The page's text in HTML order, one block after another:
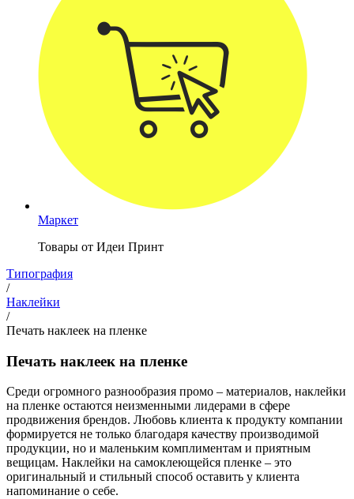
Маркет
Товары от Идеи Принт
Типография
/
Наклейки
/
Печать наклеек на пленке
Печать наклеек на пленке
Среди огромного разнообразия промо – материалов, наклейки
на пленке остаются неизменными лидерами в сфере
продвижения брендов. Любовь клиента к продукту компании
формируется не только благодаря качеству производимой
продукции, но и маленьким комплиментам и приятным
вещицам. Наклейки на самоклеющейся пленке – это
оригинальный и стильный способ оставить у клиента
напоминание о себе.